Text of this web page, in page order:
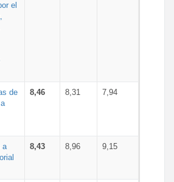
el
de
8,46 8,31 7,94
a
8,43 8,96 9,15